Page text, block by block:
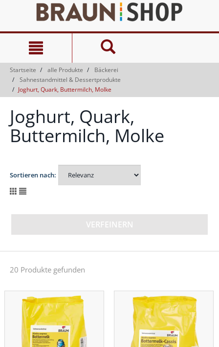
springen
Navigationsmenü
springen
Startseite alle Produkte
Bäckerei
Sahnestandmittel & Dessertprodukte
Joghurt, Quark, Buttermilch, Molke
Joghurt, Quark,
Buttermilch, Molke
Sortieren nach:
VERFEINERN
20 Produkte gefunden